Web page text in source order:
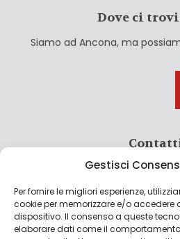
Gestisci
Per fornire le migliori esperienze,
cookie per memorizzare e/o accedere
dispositivo. Il consenso a queste
elaborare dati come il
Dove ci
Siamo ad Ancona, ma